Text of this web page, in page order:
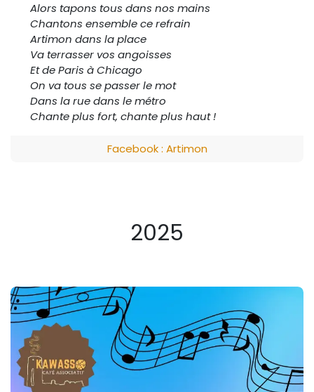
Alors tapons tous dans nos mains
Chantons ensemble ce refrain
Artimon dans la place
Va terrasser vos angoisses
Et de Paris à Chicago
On va tous se passer le mot
Dans la rue dans le métro
Chante plus fort, chante plus haut !
Facebook : Artimon
2025